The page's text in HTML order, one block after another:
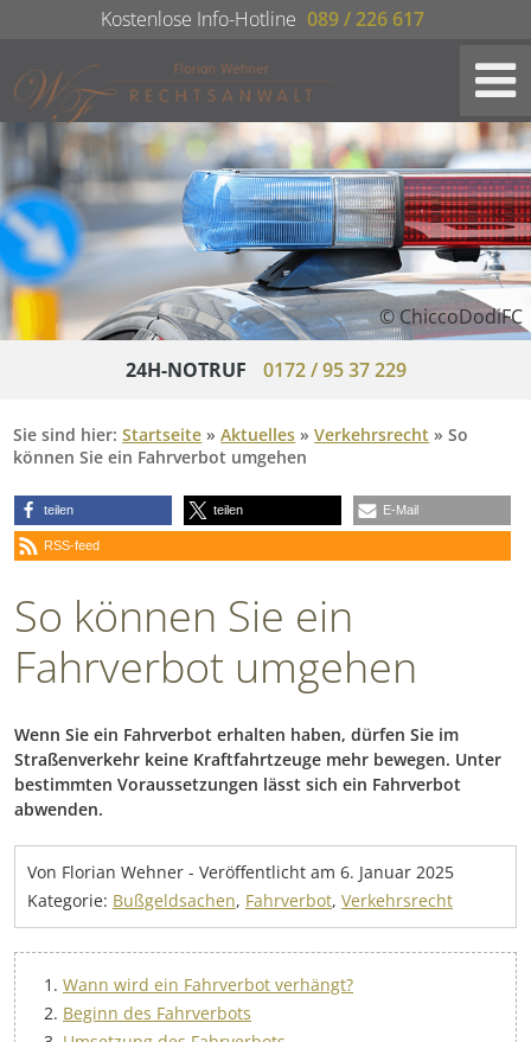
Kostenlose Info-Hotline 089 / 226 617
© ChiccoDodiFC
24H-NOTRUF 0172 / 95 37 229
Sie sind hier:Startseite »Aktuelles »Verkehrsrecht »So
können Sie ein Fahrverbot umgehen
teilen teilen E-Mail
RSS-feed
So können Sie ein
Fahrverbot umgehen
Wenn Sie ein Fahrverbot erhalten haben, dürfen Sie im
Straßenverkehr keine Kraftfahrtzeuge mehr bewegen. Unter
bestimmten Voraussetzungen lässt sich ein Fahrverbot
abwenden.
Von Florian Wehner - Veröffentlicht am 6. Januar 2025
Kategorie: Bußgeldsachen, Fahrverbot, Verkehrsrecht
Wann wird ein Fahrverbot verhängt?
Beginn des Fahrverbots